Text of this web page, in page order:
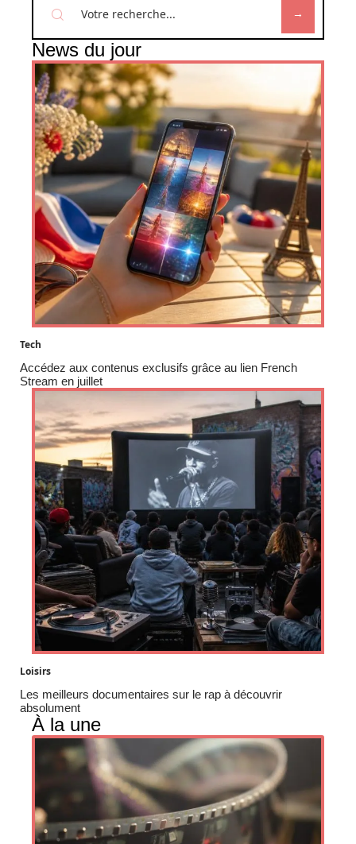
News du jour
Tech
Accédez aux contenus exclusifs grâce au lien French
Stream en juillet
Loisirs
Les meilleurs documentaires sur le rap à découvrir
absolument
À la une